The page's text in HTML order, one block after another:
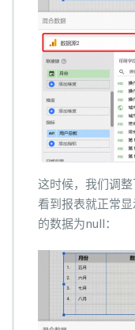
这时候，我们调
看到报表就正常
的数据为null：